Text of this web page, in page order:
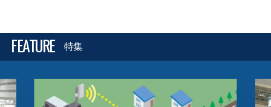
FEATURE 特集